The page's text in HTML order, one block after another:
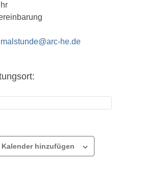
malstunde@arc-he.de
Kalender hinzufügen